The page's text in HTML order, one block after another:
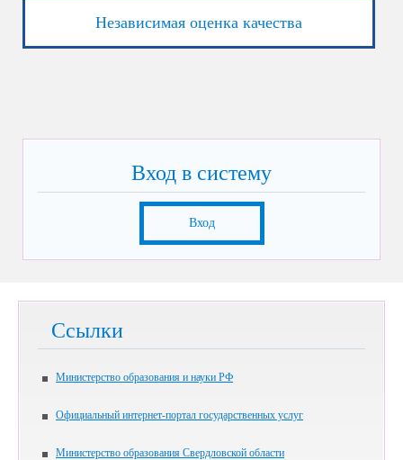
Независимая оценка качества
Вход в систему
Вход
Ссылки
Министерство образования и науки РФ
Официальный интернет-портал государственных услуг
Министерство образования Свердловской области